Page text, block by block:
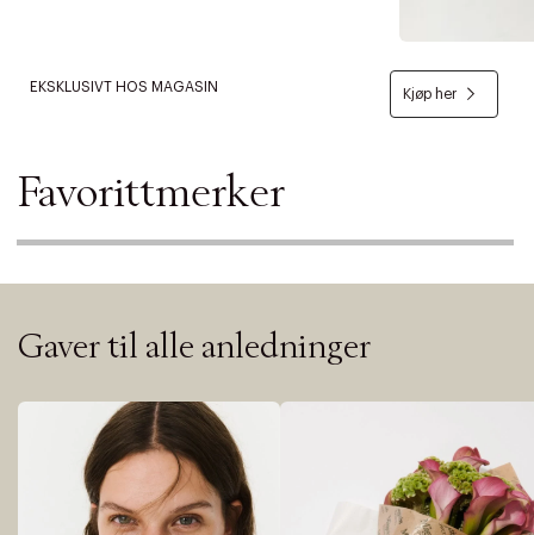
EKSKLUSIVT HOS MAGASIN Kjøp her
Favorittmerker
Gaver til alle anledninger